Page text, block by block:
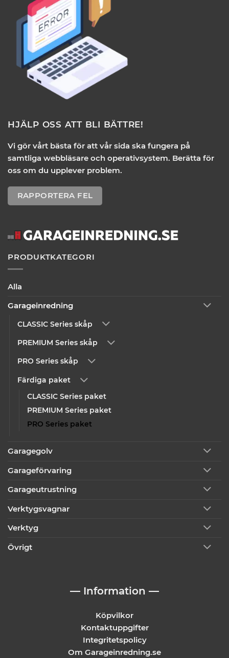
HJÄLP OSS ATT BLI BÄTTRE!
Vi gör vårt bästa för att vår sida ska fungera på
samtliga webbläsare och operativsystem. Berätta för
oss om du upplever problem.
RAPPORTERA FEL
PRODUKTKATEGORI
Alla
Garageinredning
CLASSIC Series skåp
PREMIUM Series skåp
PRO Series skåp
Färdiga paket
CLASSIC Series paket
PREMIUM Series paket
PRO Series paket
Garagegolv
Garageförvaring
Garageutrustning
Verktygsvagnar
Verktyg
Övrigt
— Information —
Köpvilkor
Kontaktuppgifter
Integritetspolicy
Om Garageinredning.se